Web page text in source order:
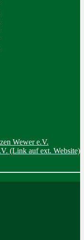
Wewer e.V.
(Link auf ext. Website)